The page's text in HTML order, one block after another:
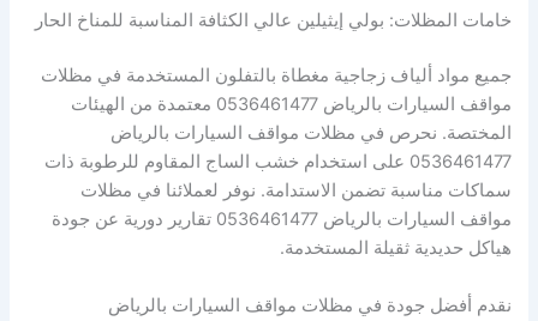
خامات المظلات: بولي إيثيلين عالي الكثافة المناسبة للمناخ الحار
جميع مواد ألياف زجاجية مغطاة بالتفلون المستخدمة في مظلات
مواقف السيارات بالرياض 0536461477 معتمدة من الهيئات
المختصة. نحرص في مظلات مواقف السيارات بالرياض
0536461477 على استخدام خشب الساج المقاوم للرطوبة ذات
سماكات مناسبة تضمن الاستدامة. نوفر لعملائنا في مظلات
مواقف السيارات بالرياض 0536461477 تقارير دورية عن جودة
هياكل حديدية ثقيلة المستخدمة.
نقدم أفضل جودة في مظلات مواقف السيارات بالرياض